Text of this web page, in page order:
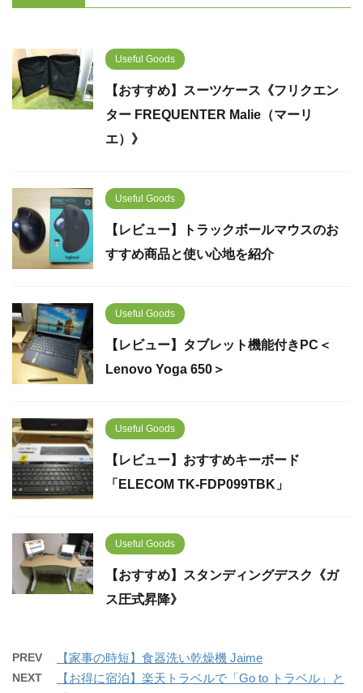
Useful Goods
【おすすめ】スーツケース《フリクエン
ター FREQUENTER Malie（マーリ
エ）》
Useful Goods
【レビュー】トラックボールマウスのお
すすめ商品と使い心地を紹介
Useful Goods
【レビュー】タブレット機能付きPC＜
Lenovo Yoga 650＞
Useful Goods
【レビュー】おすすめキーボード
「ELECOM TK-FDP099TBK」
Useful Goods
【おすすめ】スタンディングデスク《ガ
ス圧式昇降》
PREV 【家事の時短】食器洗い乾燥機 Jaime
NEXT
【お得に宿泊】楽天トラベルで「Go to トラベル」と